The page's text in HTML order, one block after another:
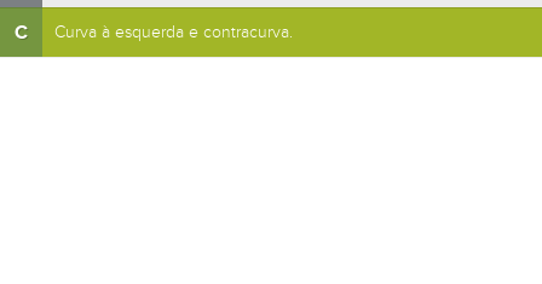
C Curva à esquerda e contracurva.